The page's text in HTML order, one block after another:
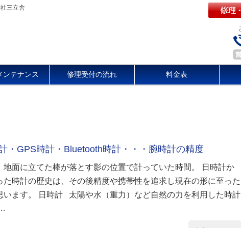
三立舎
ンテナンス 修理受付の流れ 料金表
・GPS時計・Bluetooth時計・・・腕時計の精度
地面に立てた棒が落とす影の位置で計っていた時間。 日時計か
た時計の歴史は、その後精度や携帯性を追求し現在の形に至った
います。 日時計 太陽や水（重力）など自然の力を利用した時計